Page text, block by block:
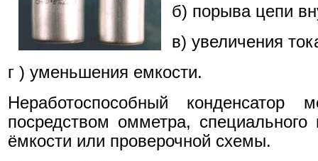
б) порыва цепи
в) увеличения
г ) уменьшения емкости.
Неработоспособный конденсатор
посредством омметра,
ёмкости или проверочной схемы.